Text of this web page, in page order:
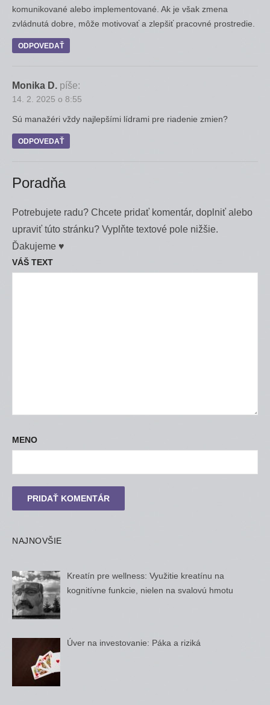
komunikované alebo implementované. Ak je však zmena
zvládnutá dobre, môže motivovať a zlepšiť pracovné prostredie.
ODPOVEDAŤ
Monika D. píše:
14. 2. 2025 o 8:55
Sú manažéri vždy najlepšími lídrami pre riadenie zmien?
ODPOVEDAŤ
Poradňa
Potrebujete radu? Chcete pridať komentár, doplniť alebo
upraviť túto stránku? Vyplňte textové pole nižšie.
Ďakujeme ♥
VÁŠ TEXT
MENO
NAJNOVŠIE
Kreatín pre wellness: Využitie kreatínu na
kognitívne funkcie, nielen na svalovú hmotu
Úver na investovanie: Páka a riziká